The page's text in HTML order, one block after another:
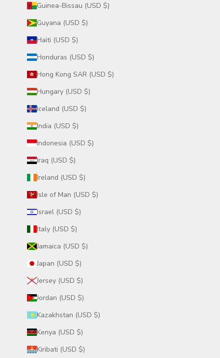
Guinea-Bissau (USD $)
Guyana (USD $)
Haiti (USD $)
Honduras (USD $)
Hong Kong SAR (USD $)
Hungary (USD $)
Iceland (USD $)
India (USD $)
Indonesia (USD $)
Iraq (USD $)
Ireland (USD $)
Isle of Man (USD $)
Israel (USD $)
Italy (USD $)
Jamaica (USD $)
Japan (USD $)
Jersey (USD $)
Jordan (USD $)
Kazakhstan (USD $)
Kenya (USD $)
Kiribati (USD $)